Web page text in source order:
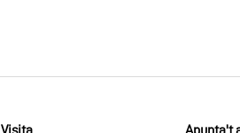
Visita Apunta't